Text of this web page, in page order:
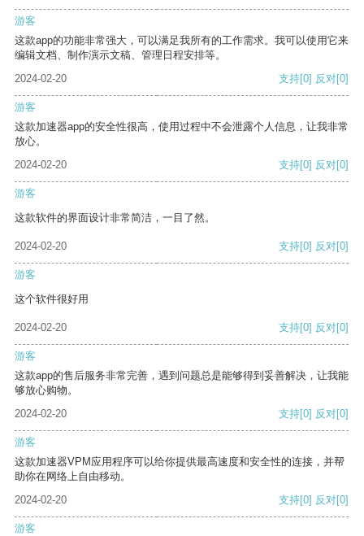
游客
这款app的功能非常强大，可以满足我所有的工作需求。我可以使用它来
编辑文档、制作演示文稿、管理日程安排等。
2024-02-20
支持[0] 反对[0]
游客
这款加速器app的安全性很高，使用过程中不会泄露个人信息，让我非常
放心。
2024-02-20
支持[0] 反对[0]
游客
这款软件的界面设计非常简洁，一目了然。
2024-02-20 支持[0] 反对[0]
游客
这个软件很好用
2024-02-20 支持[0] 反对[0]
游客
这款app的售后服务非常完善，遇到问题总是能够得到妥善解决，让我能
够放心购物。
2024-02-20
支持[0] 反对[0]
游客
这款加速器VPM应用程序可以给你提供最高速度和安全性的连接，并帮
助你在网络上自由移动。
2024-02-20
支持[0] 反对[0]
游客